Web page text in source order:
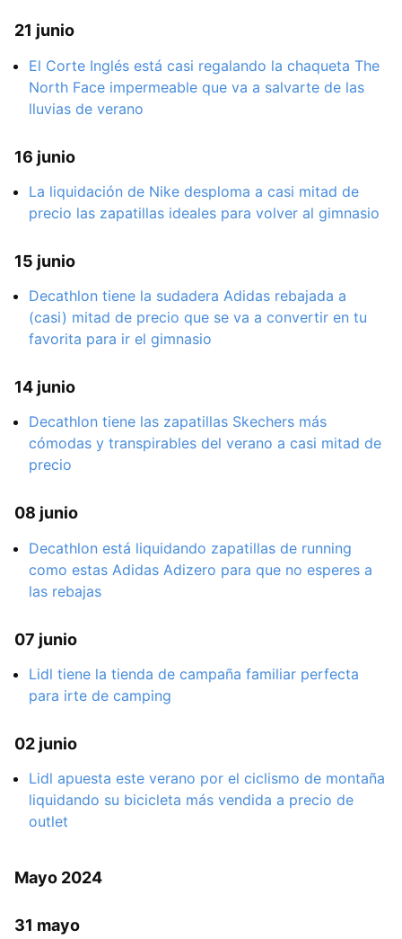
21 junio
El Corte Inglés está casi regalando la chaqueta The
North Face impermeable que va a salvarte de las
lluvias de verano
16 junio
La liquidación de Nike desploma a casi mitad de
precio las zapatillas ideales para volver al gimnasio
15 junio
Decathlon tiene la sudadera Adidas rebajada a
(casi) mitad de precio que se va a convertir en tu
favorita para ir el gimnasio
14 junio
Decathlon tiene las zapatillas Skechers más
cómodas y transpirables del verano a casi mitad de
precio
08 junio
Decathlon está liquidando zapatillas de running
como estas Adidas Adizero para que no esperes a
las rebajas
07 junio
Lidl tiene la tienda de campaña familiar perfecta
para irte de camping
02 junio
Lidl apuesta este verano por el ciclismo de montaña
liquidando su bicicleta más vendida a precio de
outlet
Mayo 2024
31 mayo